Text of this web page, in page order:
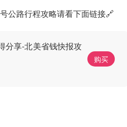
公路行程攻略请看下面链接🔗
分享-北美省钱快报攻
购买